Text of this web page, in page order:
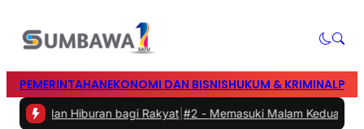
PEMERINTAHANEKONOMI DAN BISNISHUKUM & KRIMINAL
dan Hiburan bagi Rakyat |#2 -Memasuki Malam Kedua yang